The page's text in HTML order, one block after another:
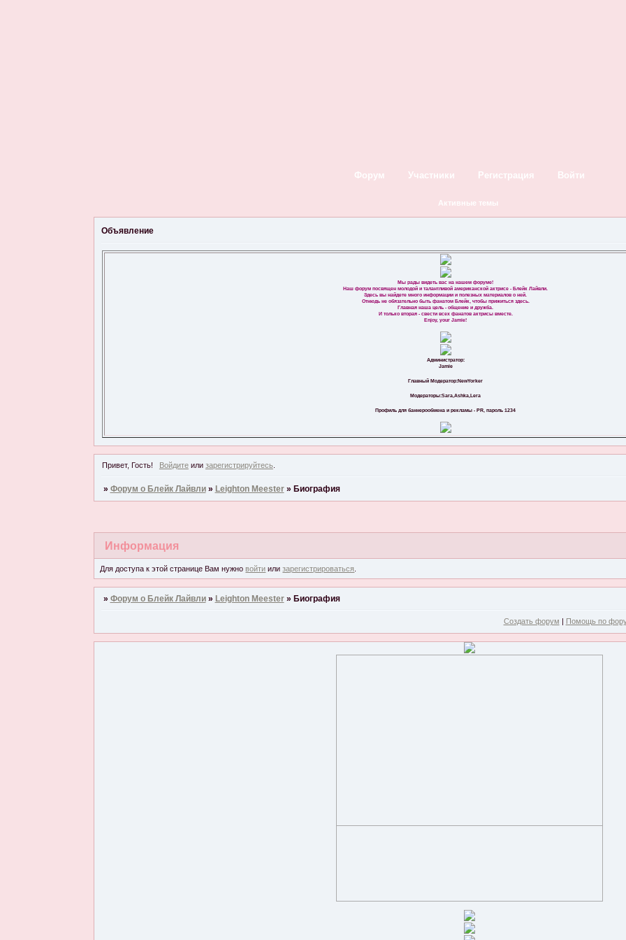
Форум Участники Регистрация Войти
Активные темы
Объявление
Мы рады видеть вас на нашем форуме!
Наш форум посвящен молодой и талантливой американской актрисе - Блейк Лайвли.
Здесь вы найдете много информации и полезных материалов о ней.
Отнюдь не обязательно быть фанатом Блейк, чтобы прижиться здесь.
Главная наша цель - общение и дружба.
И только вторая - свести всех фанатов актрисы вместе.
Enjoy, your Jamie!
Администратор:
Jamie
Главный Модератор:NewYorker
Модераторы:Sara,Ashka,Lera
Профиль для баннерообмена и рекламы - PR, пароль 1234
Привет, Гость! Войдитеили зарегистрируйтесь.
» Форум о Блейк Лайвли » Leighton Meester » Биография
Информация
Для доступа к этой странице Вам нужновойти илизарегистрироваться
» Форум о Блейк Лайвли » Leighton Meester » Биография
Создать форум | Помощь по